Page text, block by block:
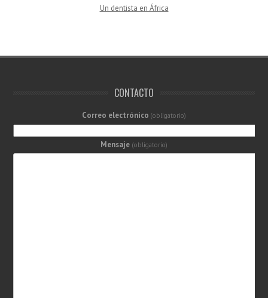
Un dentista en África
CONTACTO
Correo electrónico (obligatorio)
Mensaje (obligatorio)